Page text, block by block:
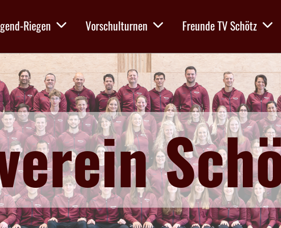
Riegen Vorschulturnen Freunde TV Schötz